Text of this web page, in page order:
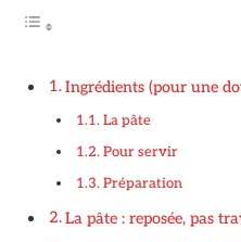
Ingrédients (pour une
La pâte
Pour servir
Préparation
La pâte : reposée, pas